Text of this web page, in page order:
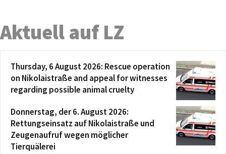
Aktuell auf LZ
Thursday, 6 August 2026: Rescue operation
on Nikolaistraße and appeal for witnesses
regarding possible animal cruelty
Donnerstag, der 6. August 2026:
Rettungseinsatz auf Nikolaistraße und
Zeugenaufruf wegen möglicher
Tierquälerei